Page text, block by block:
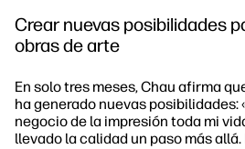
Crear nuevas posibilidades
obras de arte
En solo tres meses, Chau afirma
ha generado nuevas posibilidades:
negocio de la impresión toda mi
llevado la calidad un paso más